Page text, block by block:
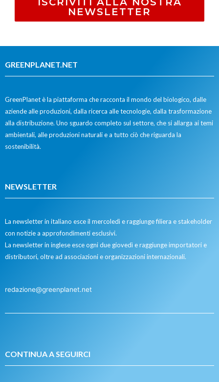
NEWSLETTER
GREENPLANET.NET
GreenPlanet è la piattaforma che racconta il mondo del biologico, dalle
aziende alle produzioni, dalla ricerca alle tecnologie, dalla trasformazione
alla distribuzione. Uno sguardo completo sul settore, che si allarga ai temi
ambientali, alle produzioni naturali e a tutto ciò che riguarda la
sostenibilità.
NEWSLETTER
La newsletter in italiano esce il mercoledì e raggiunge filiera e stakeholder
con notizie a approfondimenti esclusivi.
La newsletter in inglese esce ogni due giovedì e raggiunge importatori e
distributori, oltre ad associazioni e organizzazioni internazionali.
redazione@greenplanet.net
CONTINUA A SEGUIRCI